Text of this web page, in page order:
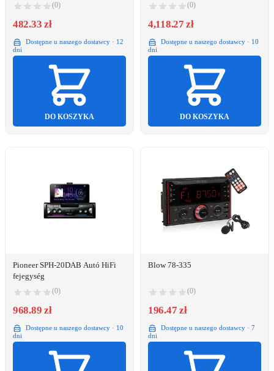
(0)
482.33 zł
Dostępne u naszego dostawcy · 12
dni
DO KOSZYKA
(0)
4,118.27 zł
Dostępne u naszego dostawcy · 10
dni
DO KOSZYKA
Pioneer SPH-20DAB Autó HiFi
fejegység
(0)
968.89 zł
Dostępne u naszego dostawcy · 10
dni
Blow 78-335
(0)
196.47 zł
Dostępne u naszego dostawcy · 7
dni